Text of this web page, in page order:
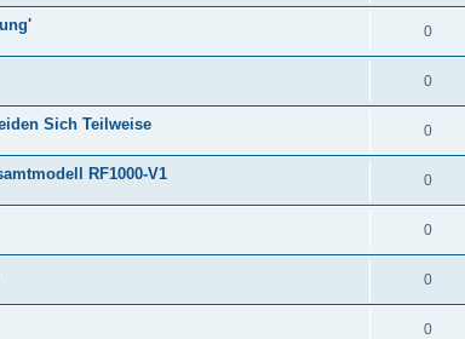
0
0
Sich Teilweise 0
RF1000-V1 0
0
0
0